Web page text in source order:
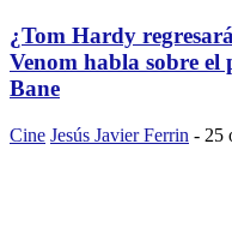
¿Tom Hardy
Venom habla sobre el
Bane
Cine Jesús Javier Ferrin - 25